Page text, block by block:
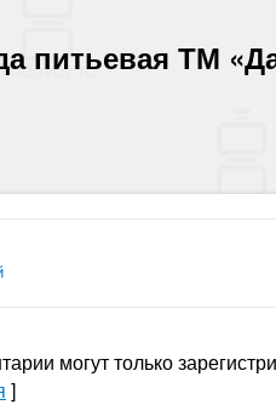
питьевая ТМ
могут только
]